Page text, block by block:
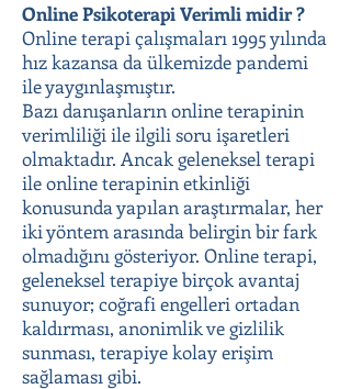
Online Psikoterapi Verimli midir ?
Online terapi çalışmaları 1995 yılında
hız kazansa da ülkemizde pandemi
ile yaygınlaşmıştır.
Bazı danışanların online terapinin
verimliliği ile ilgili soru işaretleri
olmaktadır. Ancak geleneksel terapi
ile online terapinin etkinliği
konusunda yapılan araştırmalar, her
iki yöntem arasında belirgin bir fark
olmadığını gösteriyor. Online terapi,
geleneksel terapiye birçok avantaj
sunuyor; coğrafi engelleri ortadan
kaldırması, anonimlik ve gizlilik
sunması, terapiye kolay erişim
sağlaması gibi.